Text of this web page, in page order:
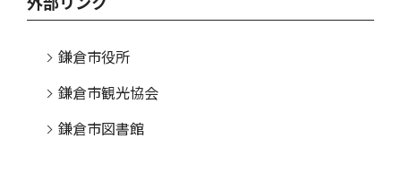
鎌倉市役所
鎌倉市観光協会
鎌倉市図書館